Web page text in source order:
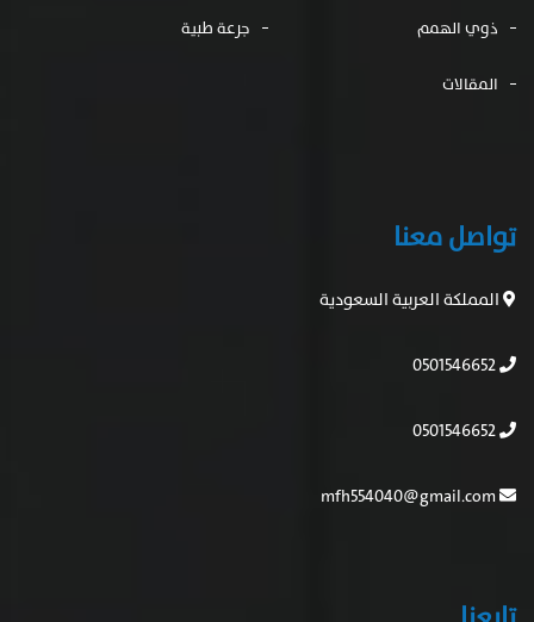
ذوي الهمم جرعة طبية
المقالات
تواصل معنا
المملكة العربية السعودية